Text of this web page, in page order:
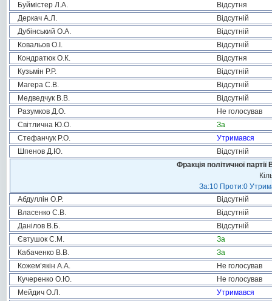
Буймістер Л.А.
Відсутня
Деркач А.Л.
Відсутній
Дубінський О.А.
Відсутній
Ковальов О.І.
Відсутній
Кондратюк О.К.
Відсутня
Кузьмін Р.Р.
Відсутній
Магера С.В.
Відсутній
Медведчук В.В.
Відсутній
Разумков Д.О.
Не голосував
Світлична Ю.О.
За
Стефанчук Р.О.
Утримався
Шпенов Д.Ю.
Відсутній
Фракція політичної
За:10 Проти:0
Абдуллін О.Р.
Відсутній
Власенко С.В.
Відсутній
Данілов В.Б.
Відсутній
Євтушок С.М.
За
Кабаченко В.В.
За
Кожем’якін А.А.
Не голосував
Кучеренко О.Ю.
Не голосував
Мейдич О.Л.
Утримався